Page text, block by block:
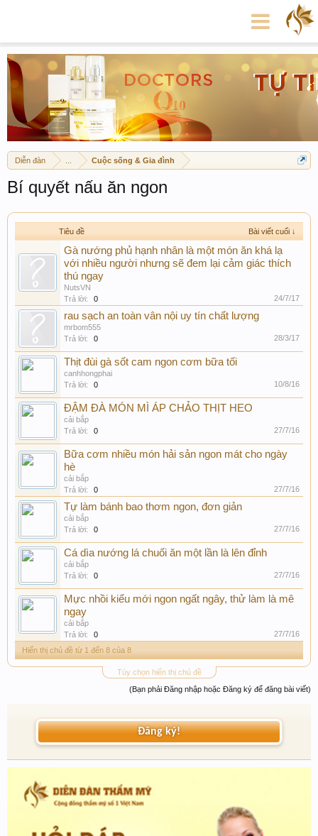
Diễn đàn Cuộc sống & Gia đình
Bí quyết nấu ăn ngon
Tiêu đề Bài viết cuối ↓
Gà nướng phủ hạnh nhân là một món ăn khá lạ
với nhiều người nhưng sẽ đem lại cảm giác thích
thú ngay
NutsVN
Trả lời:
0 24/7/17
rau sạch an toàn vân nội uy tín chất lượng
mrbom555
Trả lời:
0 28/3/17
Thịt đùi gà sốt cam ngon cơm bữa tối
canhhongphai
Trả lời:
0 10/8/16
ĐẬM ĐÀ MÓN MÌ ÁP CHẢO THỊT HEO
cải bắp
Trả lời:
0 27/7/16
Bữa cơm nhiều món hải sản ngon mát cho ngày
hè
cải bắp
Trả lời:
0 27/7/16
Tự làm bánh bao thơm ngon, đơn giản
cải bắp
Trả lời:
0 27/7/16
Cá dìa nướng lá chuối ăn một lần là lên đỉnh
cải bắp
Trả lời:
0 27/7/16
Mực nhồi kiểu mới ngon ngất ngây, thử làm là mê
ngay
cải bắp
Trả lời:
0
27/7/16
Hiển thị chủ đề từ 1 đến 8 của 8
Tùy chọn hiển thị chủ đề
(Bạn phải Đăng nhập hoặc Đăng ký để đăng bài viết)
Đăng ký!